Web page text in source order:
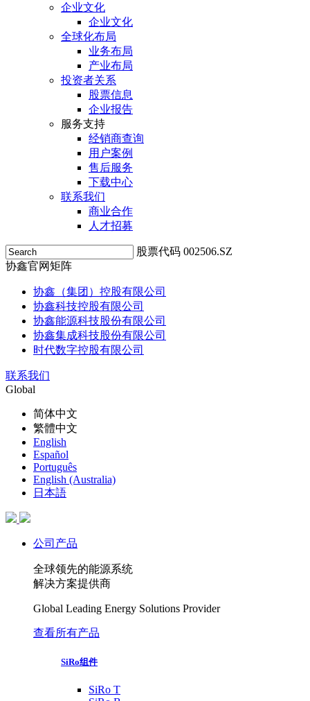
企业文化
企业文化
全球化布局
业务布局
产业布局
投资者关系
股票信息
企业报告
服务支持
经销商查询
用户案例
售后服务
下载中心
联系我们
商业合作
人才招募
股票代码 002506.SZ
协鑫官网矩阵
协鑫（集团）控股有限公司
协鑫科技控股有限公司
协鑫能源科技股份有限公司
协鑫集成科技股份有限公司
时代数字控股有限公司
联系我们
Global
简体中文
繁體中文
English
Español
Português
English (Australia)
日本語
公司产品
全球领先的能源系统
解决方案提供商
Global Leading Energy Solutions Provider
查看所有产品
SiRo组件
SiRo T